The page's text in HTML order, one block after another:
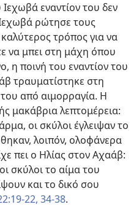
εναντίον του δεν
ρώτησε τους
τρόπος για να
να μπει στη μάχη όπου
η ποινή του εναντίον του
τραυματίστηκε στη
από αιμορραγία. Η
μακάβρια λεπτομέρεια:
οι σκύλοι έγλειψαν το
λοιπόν, ολοφάνερα
πει ο Ηλίας στον Αχαάβ:
σκύλοι το αίμα του
και το δικό σου
22, 34-38.